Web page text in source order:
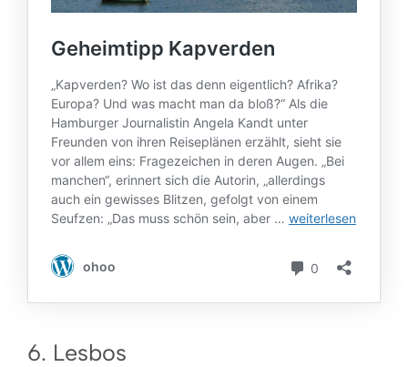
6. Lesbos